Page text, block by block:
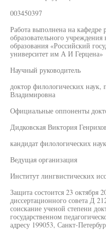
003450397
Работа выполнена на кафедре
образовательного
образования «Российский
университет им А И Герцена»
Научный руководитель
доктор филологических наук,
Владимировна
Официальные оппоненты
Дидковская Виктория
кандидат филологических
Ведущая организация
Институт лингвистических
Защита состоится 23 октября
диссертационного совета Д
соискание ученой степени
государственном
адресу 199053, Санкт-